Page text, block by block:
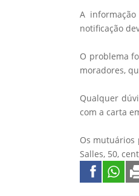
A
notificação
O problema
moradores,
Qualquer
com a carta
Os mutuários
Salles, 50,